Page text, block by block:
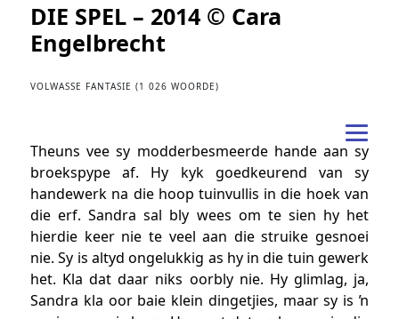
DIE SPEL – 2014 © Cara
Engelbrecht
VOLWASSE FANTASIE (1 026 WOORDE)
Theuns vee sy modderbesmeerde hande aan sy
broekspype af. Hy kyk goedkeurend van sy
handewerk na die hoop tuinvullis in die hoek van
die erf. Sandra sal bly wees om te sien hy het
hierdie keer nie te veel aan die struike gesnoei
nie. Sy is altyd ongelukkig as hy in die tuin gewerk
het. Kla dat daar niks oorbly nie. Hy glimlag, ja,
Sandra kla oor baie klein dingetjies, maar sy is ŉ